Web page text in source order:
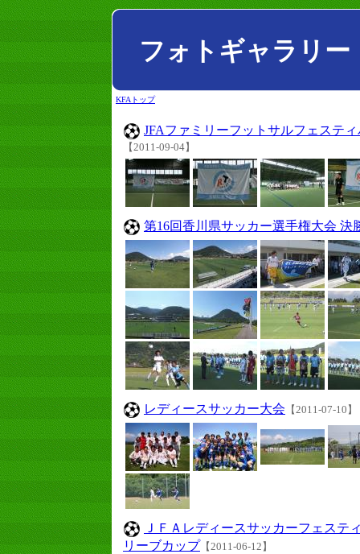
フォトギャラリー
KFAトップ
JFAファミリーフットサルフェステ
【2011-09-04】
第16回香川県サッカー選手権大会 決
レディースサッカー大会 【2011-07-10】
ＪＦＡレディースサッカーフェステ
リーブカップ 【2011-06-12】